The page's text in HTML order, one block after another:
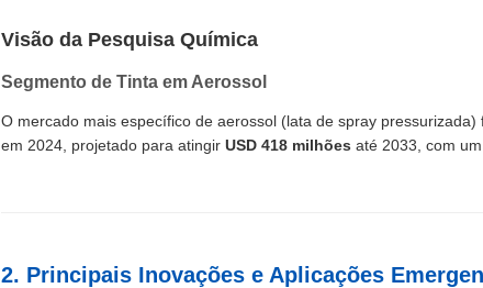
Visão da Pesquisa Química
Segmento de Tinta em Aerossol
O mercado mais específico de aerossol (lata de spray pressurizada)
em 2024, projetado para atingir USD 418 milhões até 2033, com
2. Principais Inovações e Aplicações